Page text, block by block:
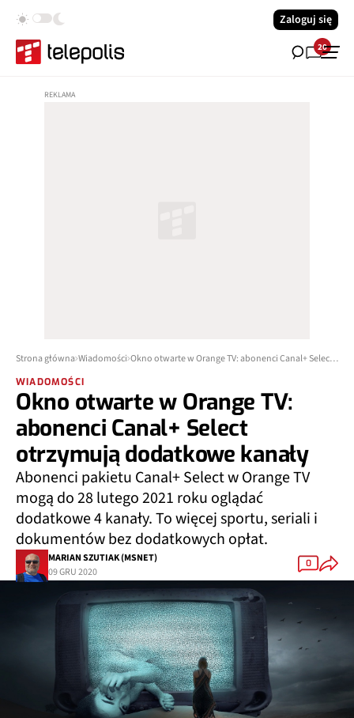
Zaloguj się
20
Strona główna Wiadomości Okno otwarte w Orange TV: abonenci Canal+ Select otrzymują dodatkowe kanały
WIADOMOŚCI
Okno otwarte w Orange TV:
abonenci Canal+ Select
otrzymują dodatkowe kanały
Abonenci pakietu Canal+ Select w Orange TV
mogą do 28 lutego 2021 roku oglądać
dodatkowe 4 kanały. To więcej sportu, seriali i
dokumentów bez dodatkowych opłat.
MARIAN SZUTIAK (MSNET)
09 GRU 2020
0